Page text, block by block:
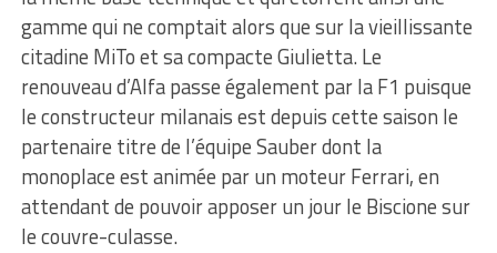
gamme qui ne comptait alors que sur la vieillissante
citadine MiTo et sa compacte Giulietta. Le
renouveau d’Alfa passe également par la F1 puisque
le constructeur milanais est depuis cette saison le
partenaire titre de l’équipe Sauber dont la
monoplace est animée par un moteur Ferrari, en
attendant de pouvoir apposer un jour le Biscione sur
le couvre-culasse.